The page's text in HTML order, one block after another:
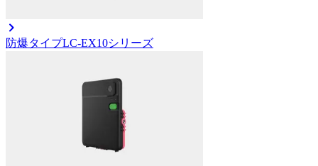
防爆タイプLC-EX10シリーズ